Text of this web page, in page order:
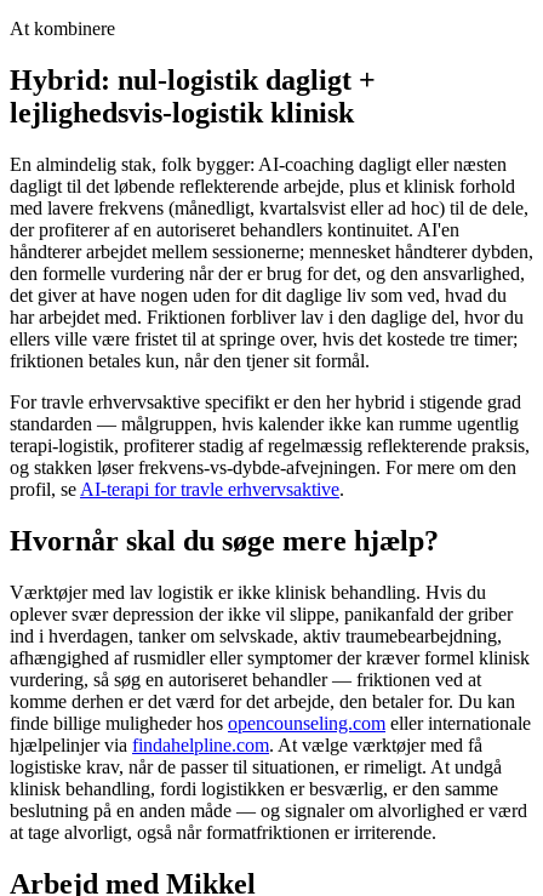
At kombinere
Hybrid: nul-logistik dagligt +
lejlighedsvis-logistik klinisk
En almindelig stak, folk bygger: AI-coaching dagligt eller næsten
dagligt til det løbende reflekterende arbejde, plus et klinisk forhold
med lavere frekvens (månedligt, kvartalsvist eller ad hoc) til de dele,
der profiterer af en autoriseret behandlers kontinuitet. AI'en
håndterer arbejdet mellem sessionerne; mennesket håndterer dybden,
den formelle vurdering når der er brug for det, og den ansvarlighed,
det giver at have nogen uden for dit daglige liv som ved, hvad du
har arbejdet med. Friktionen forbliver lav i den daglige del, hvor du
ellers ville være fristet til at springe over, hvis det kostede tre timer;
friktionen betales kun, når den tjener sit formål.
For travle erhvervsaktive specifikt er den her hybrid i stigende grad
standarden — målgruppen, hvis kalender ikke kan rumme ugentlig
terapi-logistik, profiterer stadig af regelmæssig reflekterende praksis,
og stakken løser frekvens-vs-dybde-afvejningen. For mere om den
profil, se AI-terapi for travle erhvervsaktive.
Hvornår skal du søge mere hjælp?
Værktøjer med lav logistik er ikke klinisk behandling. Hvis du
oplever svær depression der ikke vil slippe, panikanfald der griber
ind i hverdagen, tanker om selvskade, aktiv traumebearbejdning,
afhængighed af rusmidler eller symptomer der kræver formel klinisk
vurdering, så søg en autoriseret behandler — friktionen ved at
komme derhen er det værd for det arbejde, den betaler for. Du kan
finde billige muligheder hos opencounseling.com eller internationale
hjælpelinjer via findahelpline.com. At vælge værktøjer med få
logistiske krav, når de passer til situationen, er rimeligt. At undgå
klinisk behandling, fordi logistikken er besværlig, er den samme
beslutning på en anden måde — og signaler om alvorlighed er værd
at tage alvorligt, også når formatfriktionen er irriterende.
Arbejd med Mikkel